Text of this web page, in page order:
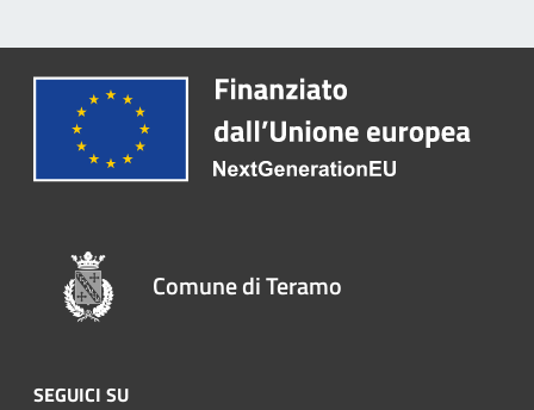
Comune di Teramo
SEGUICI SU